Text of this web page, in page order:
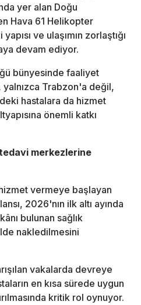
yer alan Doğu
Hava 61 Helikopter
ve ulaşımın zorlaştığı
devam ediyor.
bünyesinde faaliyet
yalnızca Trabzon'a değil,
hastalara da hizmet
önemli katkı
merkezlerine
hizmet vermeye başlayan
2026'nın ilk altı ayında
bulunan sağlık
nakledilmesini
vakalarda devreye
en kısa sürede uygun
kritik rol oynuyor.